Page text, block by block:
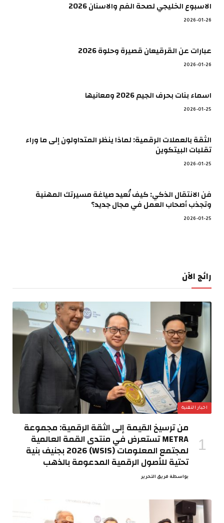
الاسبوع الخليجي لصحة الفم والاسنان 2026
2026-01-26
عبارات عن القرقيعان قصيرة وحلوة 2026
2026-01-26
اسماء بنات بحرف الجيم 2026 ومعانيها
2026-01-25
الثقة بالعملات الرقمية: لماذا ينظر المتداولون إلى ما وراء
تقلبات البيتكوين
2026-01-25
فن الانتقال الذكي: كيف تُعيد صياغة مسيرتك المهنية
وتجذب أصحاب العمل في مجال جديد؟
2026-01-25
رائج الآن
اخبار التقنية
من ترسيخ القيمة إلى الثقة الرقمية: مجموعة
METRA تستعرض في منتدى القمة العالمية
لمجتمع المعلومات (WSIS) 2026 بجنيف بنية
تحتية للأصول الرقمية المدعومة بالذهب
بواسطة فريق التحرير